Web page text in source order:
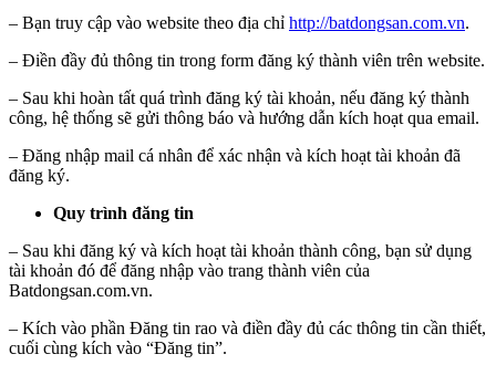
– Bạn truy cập vào website theo địa chỉ http://batdongsan.com.vn.
– Điền đầy đủ thông tin trong form đăng ký thành viên trên website.
– Sau khi hoàn tất quá trình đăng ký tài khoản, nếu đăng ký thành
công, hệ thống sẽ gửi thông báo và hướng dẫn kích hoạt qua email.
– Đăng nhập mail cá nhân để xác nhận và kích hoạt tài khoản đã
đăng ký.
Quy trình đăng tin
– Sau khi đăng ký và kích hoạt tài khoản thành công, bạn sử dụng
tài khoản đó để đăng nhập vào trang thành viên của
Batdongsan.com.vn.
– Kích vào phần Đăng tin rao và điền đầy đủ các thông tin cần thiết,
cuối cùng kích vào “Đăng tin”.